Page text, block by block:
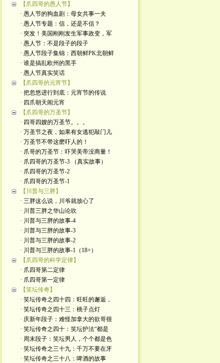
【爪四哥的愚人节】
· 愚人节的狗血剧：母女共事一夫
· 愚人节专题：信，还是不信？
· 突发！美国刚刚发生军事政变，军
· 愚人节：不是段子的段子
· 愚人节段子集锦：西朝鲜PK北朝鲜
· 谁是搞乱欧州的黑手
· 愚人节真实笑话
【爪四哥的元宵节】
· 把忽悠进行到底：元宵节的传说
· 四爪朝天闹元宵
【爪四哥的万圣节】
· 四哥四嫂的万圣节。。。
· 万圣节之夜，如果有女逃犯敲门儿
· 万圣节不带这麽吓人的！
· 爪哥的万圣节：吓哭美帝没商量！
· 爪四哥的万圣节-3 （真实故事）
· 爪四哥的万圣节-2
· 爪四哥的万圣节-1
【川普与三胖】
· 三胖这么说，川爷就放心了
· 川普三胖之华山论吹
· 川普与三胖的故事-4
· 川普与三胖的故事-3
· 川普与三胖的故事-2
· 川普与三胖的故事-1（18+）
【爪四哥的科学定律】
· 爪四哥第二定律
· 爪四哥第一定律
【笑坛传奇】
· 笑坛传奇之四十四：旺旺的邂逅，
· 笑坛传奇之四十三：桃子点灯
· 庆新年段子：难怪加拿大的欲哥很
· 笑坛传奇之四十：笑坛护法“都是
· 周末段子：笑坛男人，个个都是色
· 笑坛传奇之三十九：千万不要在牙
· 笑坛传奇之三十八：啤酒的故事